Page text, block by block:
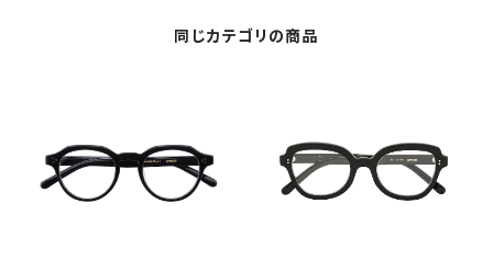
同じカテゴリの商品